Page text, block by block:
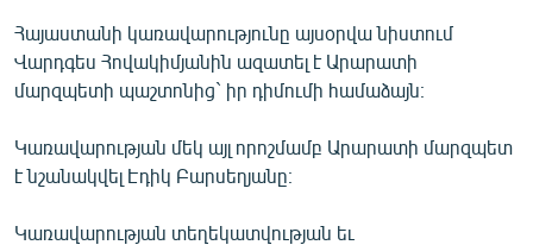
ՂԱՐԱԲԱՂ
ՊԱՏԵՐԱԶՄԻ 6 ՇԱԲԱԹՆԵՐԸ
ՏԱՐԱԾԱՇՐՋԱՆ
ՄԻՋԱԶԳԱՅԻՆ
ՄՇԱԿՈՒՅԹ
Հայաստանի կառավարությունը այսօրվա նիստում
Վարդգես Հովակիմյանին ազատել է Արարատի
մարզպետի պաշտոնից` իր դիմումի համաձայն։
Կառավարության մեկ այլ որոշմամբ Արարատի մարզպետ
է նշանակվել Էդիկ Բարսեղյանը։
Կառավարության տեղեկատվության եւ